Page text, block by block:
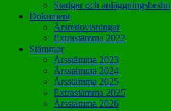
Stadgar och anläggningsbeslut
Dokument
Årsredovisningar
Extrastämma 2022
Stämmor
Årsstämma 2023
Årsstämma 2024
Årsstämma 2025
Extrastämma 2025
Årsstämma 2026